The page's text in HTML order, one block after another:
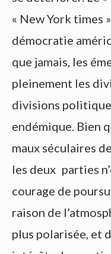
« New York times
démocratie
que jamais, les
pleinement les
divisions
endémique. Bien
maux séculaires
les deux parties
courage de
raison de
plus polarisée, et